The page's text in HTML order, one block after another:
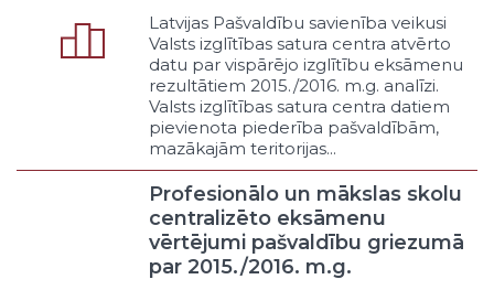
Budžeta un finanšu vadība
Grāmatvedība
Lietvedība
Juridiskais atbalsts
Informātikas atbalsts
Tehniskais atbalsts
Pašvaldības ēku apsaimniekošana
Citas atbalsta funkcijas
Klasifikators – Pārvaldāmās nozares veids
Izglītība un zinātne
Pirmsskolas
Latvijas Pašvaldību savienība veikusi
Valsts izglītības satura centra atvērto
datu par vispārējo izglītību eksāmenu
rezultātiem 2015./2016. m.g. analīzi.
Valsts izglītības satura centra datiem
pievienota piederība pašvaldībām,
mazākajām teritorijas...
Profesionālo un mākslas skolu
centralizēto eksāmenu
vērtējumi pašvaldību griezumā
par 2015./2016. m.g.